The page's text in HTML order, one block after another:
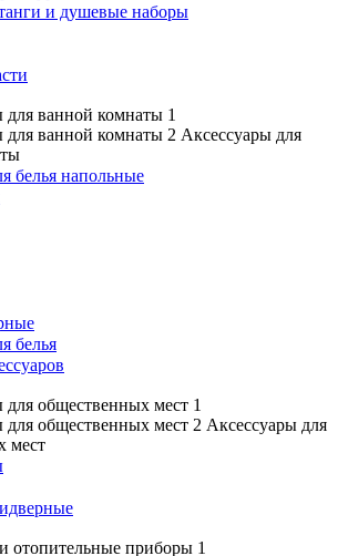
и душевые наборы
Аксессуары для
белья напольные
белья
Аксессуары для
мест